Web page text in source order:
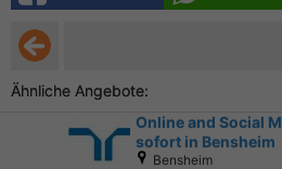
Ähnliche Angebote:
Online and Social
sofort in Bensheim
Bensheim